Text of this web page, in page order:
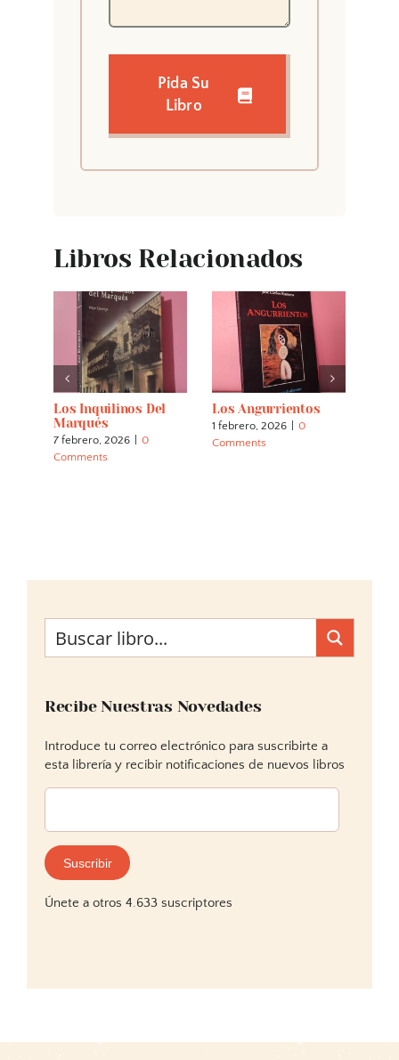
Pida Su
Libro
Libros Relacionados
Los Inquilinos Del
Marqués
7 febrero, 2026
0
Comments
Los Angurrientos
1 febrero, 2026
0
Comments
Recibe Nuestras Novedades
Introduce tu correo electrónico para suscribirte a
esta librería y recibir notificaciones de nuevos libros
Dirección
correo
electrónico:
Suscribir
Únete a otros 4.633 suscriptores